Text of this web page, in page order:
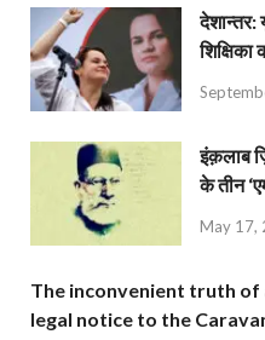
देशान्‍तर:
शिक्षिका
इंक़लाब
के तीन
May 17,
The inconvenient truth of
legal notice to the